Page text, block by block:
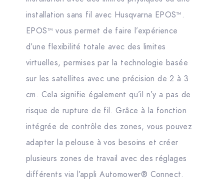
installation sans fil avec Husqvarna EPOS™.
EPOS™ vous permet de faire l’expérience
d’une flexibilité totale avec des limites
virtuelles, permises par la technologie basée
sur les satellites avec une précision de 2 à 3
cm. Cela signifie également qu’il n’y a pas de
risque de rupture de fil. Grâce à la fonction
intégrée de contrôle des zones, vous pouvez
adapter la pelouse à vos besoins et créer
plusieurs zones de travail avec des réglages
différents via l’appli Automower® Connect.